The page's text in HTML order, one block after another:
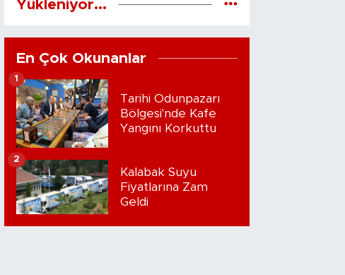
Yükleniyor...
En Çok Okunanlar
Tarihi Odunpazarı
Bölgesi'nde Kafe
Yangını Korkuttu
1
Kalabak Suyu
Fiyatlarına Zam
Geldi
2